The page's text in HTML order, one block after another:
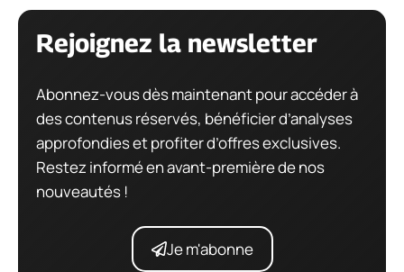
Rejoignez la newsletter
Abonnez-vous dès maintenant pour accéder à
des contenus réservés, bénéficier d’analyses
approfondies et profiter d’offres exclusives.
Restez informé en avant-première de nos
nouveautés !
Je m'abonne